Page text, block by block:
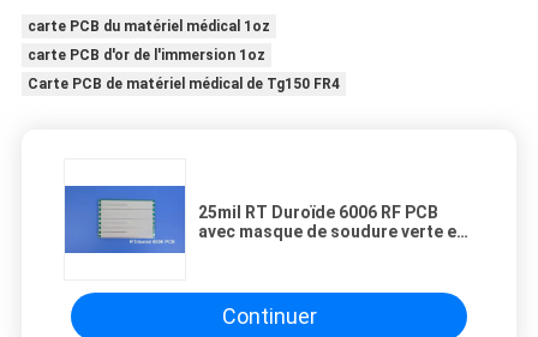
carte PCB du matériel médical 1oz
carte PCB d'or de l'immersion 1oz
Carte PCB de matériel médical de Tg150 FR4
25mil RT Duroïde 6006 RF PCB
avec masque de soudure verte et
Continuer